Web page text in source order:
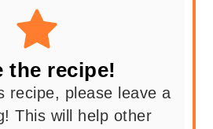
the recipe!
recipe, please leave a
This will help other